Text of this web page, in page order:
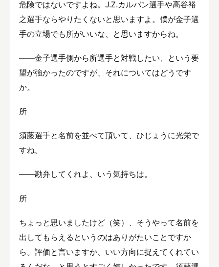
危険ではないですよね。J.Z.カルバン選手や高谷裕
之選手ならやりたくないと思いますよ。僕が金子選
手の立場でも所がいいな、と思いますからね。
――金子選手側から所選手と対戦したい、という要
望が強かったのですが、それについてはどうです
か。
所
須藤選手と名前を並べて頂いて、ひじょうに光栄で
すね。
――勘弁してくれよ、いう気持ちは。
所
ちょっと思いましたけど（笑）、そうやって名前を
出してもらえるというのはありがたいことですか
ら。評価と言いますか、いい方向に捉えてくれてい